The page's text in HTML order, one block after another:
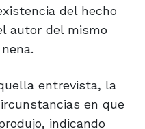
del hecho
autor del mismo
entrevista, la
en que
indicando